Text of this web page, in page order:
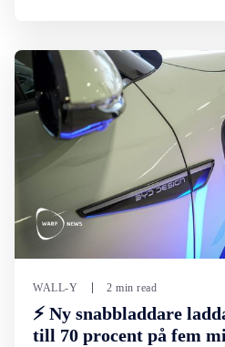
WALL-Y 2 min read
⚡ Ny snabbladdare
till 70 procent på fem